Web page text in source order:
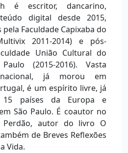
é escritor, dancarino,
digital desde 2015,
Faculdade Capixaba do
2011-2014) e pós-
União Cultural do
(2015-2016). Vasta
já morou em
é um espírito livre, já
países da Europa e
São Paulo. É coautor no
Perdão, autor do livro O
de Breves Reflexões
Vida.